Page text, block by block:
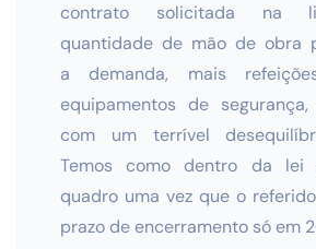
contrato solicitada na
quantidade de mão de obra
a demanda, mais
equipamentos de
com um terrível
Temos como dentro da lei
quadro uma vez que o
prazo de encerramento só em